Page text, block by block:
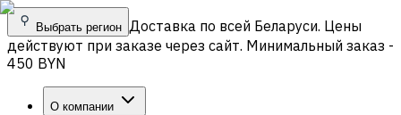
Выбрать регион Доставка по всей Беларуси. Цены
действуют при заказе через сайт. Минимальный заказ -
450 BYN
О компании